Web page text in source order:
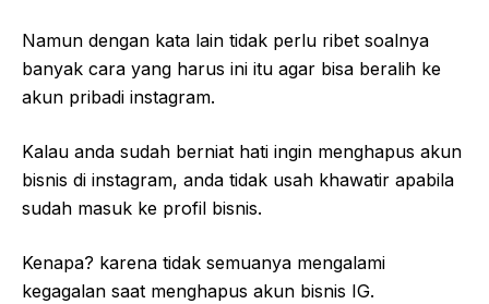
Namun dengan kata lain tidak perlu ribet soalnya
banyak cara yang harus ini itu agar bisa beralih ke
akun pribadi instagram.
Kalau anda sudah berniat hati ingin menghapus akun
bisnis di instagram, anda tidak usah khawatir apabila
sudah masuk ke profil bisnis.
Kenapa? karena tidak semuanya mengalami
kegagalan saat menghapus akun bisnis IG.